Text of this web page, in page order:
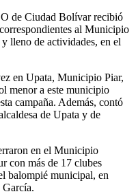
de Ciudad Bolívar recibió
al Municipio
lleno de actividades, en el
en Upata, Municipio Piar,
menor a este municipio
campaña. Además, contó
de Upata y de
en el Municipio
con más de 17 clubes
balompié municipal, en
García.